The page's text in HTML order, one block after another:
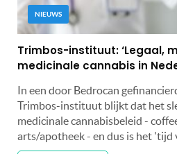
NIEUWS
Trimbos-instituut: ‘Legaal,
medicinale cannabis in
In een door Bedrocan
Trimbos-instituut blijkt dat het
medicinale cannabisbeleid -
arts/apotheek - en dus is het 'tijd